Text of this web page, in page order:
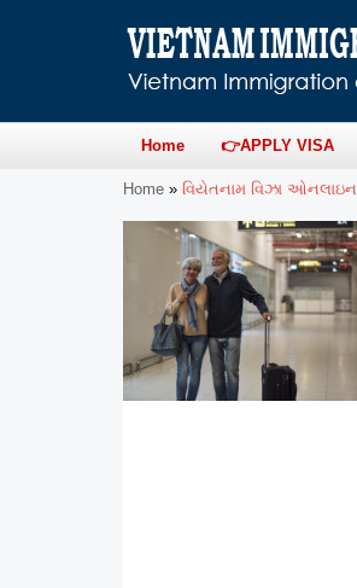
Home 👉APPLY VISA
Home » વિયેતનામ વિઝા ઓનલાઇન